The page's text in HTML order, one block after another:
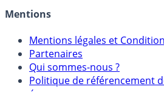
Mentions
Mentions légales et
Partenaires
Qui sommes-nous ?
Politique de référencement